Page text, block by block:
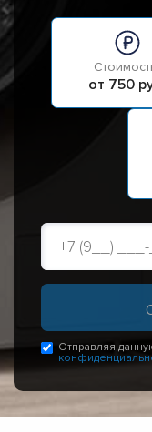
от 750
Отправляя